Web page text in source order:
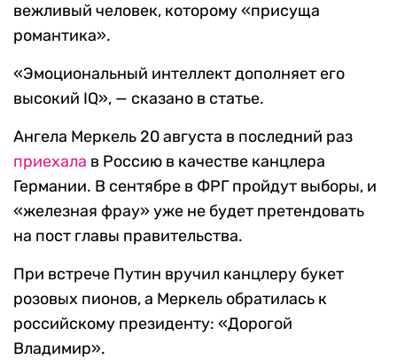
вежливый человек, которому «присуща
романтика».
«Эмоциональный интеллект дополняет его
высокий IQ», — сказано в статье.
Ангела Меркель 20 августа в последний раз
приехала в Россию в качестве канцлера
Германии. В сентябре в ФРГ пройдут выборы, и
«железная фрау» уже не будет претендовать
на пост главы правительства.
При встрече Путин вручил канцлеру букет
розовых пионов, а Меркель обратилась к
российскому президенту: «Дорогой
Владимир».